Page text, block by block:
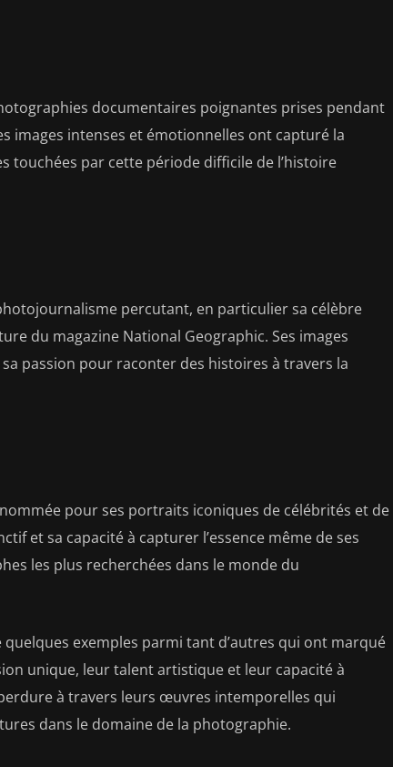
documentaires poignantes prises pendant
images intenses et émotionnelles ont capturé la
touchées par cette période difficile de l’histoire
percutant, en particulier sa célèbre
du magazine National Geographic. Ses images
passion pour raconter des histoires à travers la
pour ses portraits iconiques de célébrités et de
et sa capacité à capturer l’essence même de ses
les plus recherchées dans le monde du
exemples parmi tant d’autres qui ont marqué
unique, leur talent artistique et leur capacité à
à travers leurs œuvres intemporelles qui
dans le domaine de la photographie.